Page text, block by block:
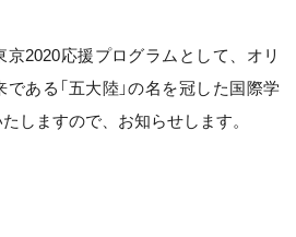
2020応援プログラムとして、オリ
ある「五大陸」の名を冠した国際学
しますので、お知らせします。